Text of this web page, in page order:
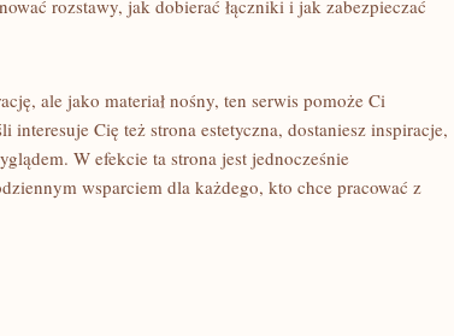
rozstawy, jak dobierać łączniki i jak zabezpieczać
ale jako materiał nośny, ten serwis pomoże Ci
interesuje Cię też strona estetyczna, dostaniesz inspiracje,
W efekcie ta strona jest jednocześnie
wsparciem dla każdego, kto chce pracować z